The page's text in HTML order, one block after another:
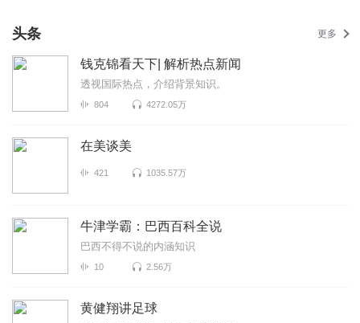
头条 更多
钱克锦看天下| 解析热点新闻
透视国际热点，介绍背景知识。
804 4272.05万
在美谈美
421 1035.57万
牛津学霸：巴西百科全说
巴西不得不说的内涵知识
10 2.56万
黄健翔讲足球